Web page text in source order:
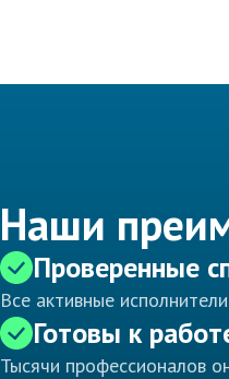
Наши
Проверенные
Все активные
Готовы к
Тысячи профессионалов